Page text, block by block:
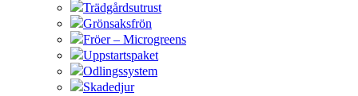
Trädgårdsutrust
Grönsaksfrön
Fröer – Microgreens
Uppstartspaket
Odlingssystem
Skadedjur